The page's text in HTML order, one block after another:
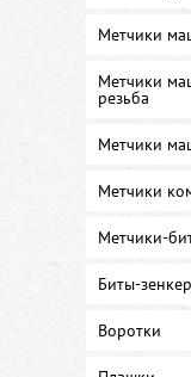
Метчики
Метчики
резьба
Метчики
Метчики
Метчики-
Биты-
Воротки